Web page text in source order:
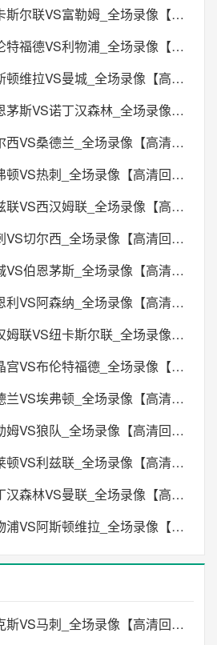
2026年05月24日 纽卡斯尔联VS富勒姆_全场录像【高清回放】
2026年05月24日 布伦特福德VS利物浦_全场录像【高清回放】
2026年05月24日 阿斯顿维拉VS曼城_全场录像【高清回放】
2026年05月24日 伯恩茅斯VS诺丁汉森林_全场录像【高清回放】
2026年05月24日 切尔西VS桑德兰_全场录像【高清回放】
2026年05月24日 埃弗顿VS热刺_全场录像【高清回放】
2026年05月24日 利兹联VS西汉姆联_全场录像【高清回放】
2026年05月20日 热刺VS切尔西_全场录像【高清回放】
2026年05月20日 曼城VS伯恩茅斯_全场录像【高清回放】
2026年05月19日 伯恩利VS阿森纳_全场录像【高清回放】
2026年05月18日 西汉姆联VS纽卡斯尔联_全场录像【高清回放】
2026年05月17日 水晶宫VS布伦特福德_全场录像【高清回放】
2026年05月17日 桑德兰VS埃弗顿_全场录像【高清回放】
2026年05月17日 富勒姆VS狼队_全场录像【高清回放】
2026年05月17日 布莱顿VS利兹联_全场录像【高清回放】
2026年05月17日 诺丁汉森林VS曼联_全场录像【高清回放】
2026年05月16日 利物浦VS阿斯顿维拉_全场录像【高清回放】
2026年06月14日 尼克斯VS马刺_全场录像【高清回放】